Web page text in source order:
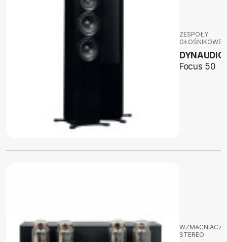
ZESPOŁY
GŁOŚNIKOWE
DYNAUDIO
Focus 50
WZMACNIACZE
STEREO